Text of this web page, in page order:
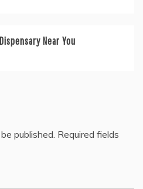
Near You
published. Required fields